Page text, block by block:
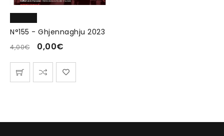
N°155 - Ghjennaghju 2023
4,00€ 0,00€